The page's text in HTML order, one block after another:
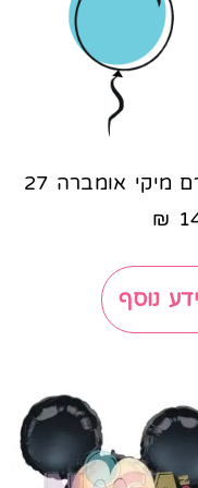
מיקי אומברה 27
₪
נוסף